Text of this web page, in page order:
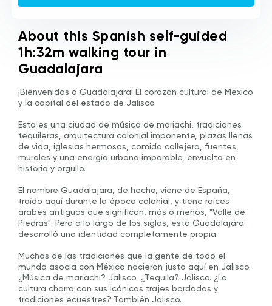
About this Spanish self-guided
1h:32m walking tour in
Guadalajara
¡Bienvenidos a Guadalajara! El corazón cultural de México
y la capital del estado de Jalisco.
Esta es una ciudad de música de mariachi, tradiciones
tequileras, arquitectura colonial imponente, plazas llenas
de vida, iglesias hermosas, comida callejera, fuentes,
murales y una energía urbana imparable, envuelta en
historia y orgullo.
El nombre Guadalajara, de hecho, viene de España,
traído aquí durante la época colonial, y tiene raíces
árabes antiguas que significan, más o menos, "Valle de
Piedras". Pero a lo largo de los siglos, esta Guadalajara
desarrolló una identidad completamente propia.
Muchas de las tradiciones que la gente de todo el
mundo asocia con México nacieron justo aquí en Jalisco.
¿Música de mariachi? Jalisco. ¿Tequila? Jalisco. ¿La
cultura charra con sus icónicos trajes bordados y
tradiciones ecuestres? También Jalisco.